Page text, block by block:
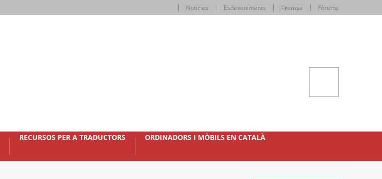
Notícies Esdeveniments Premsa Fòrums
RECURSOS PER A TRADUCTORS ORDINADORS I MÒBILS EN CATALÀ